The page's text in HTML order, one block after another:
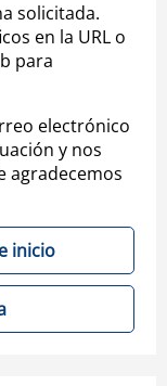
solicitada.
en la URL o
para
electrónico
y nos
agradecemos
inicio